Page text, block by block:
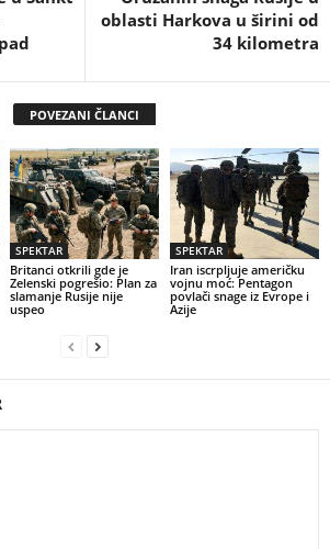
oblasti Harkova u širini od
34 kilometra
POVEZANI ČLANCI
SPEKTAR
Britanci otkrili gde je
Zelenski pogrešio: Plan za
slamanje Rusije nije
uspeo
SPEKTAR
Iran iscrpljuje američku
vojnu moć: Pentagon
povlači snage iz Evrope i
Azije